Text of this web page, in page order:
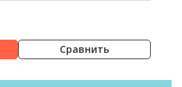
Сравнить